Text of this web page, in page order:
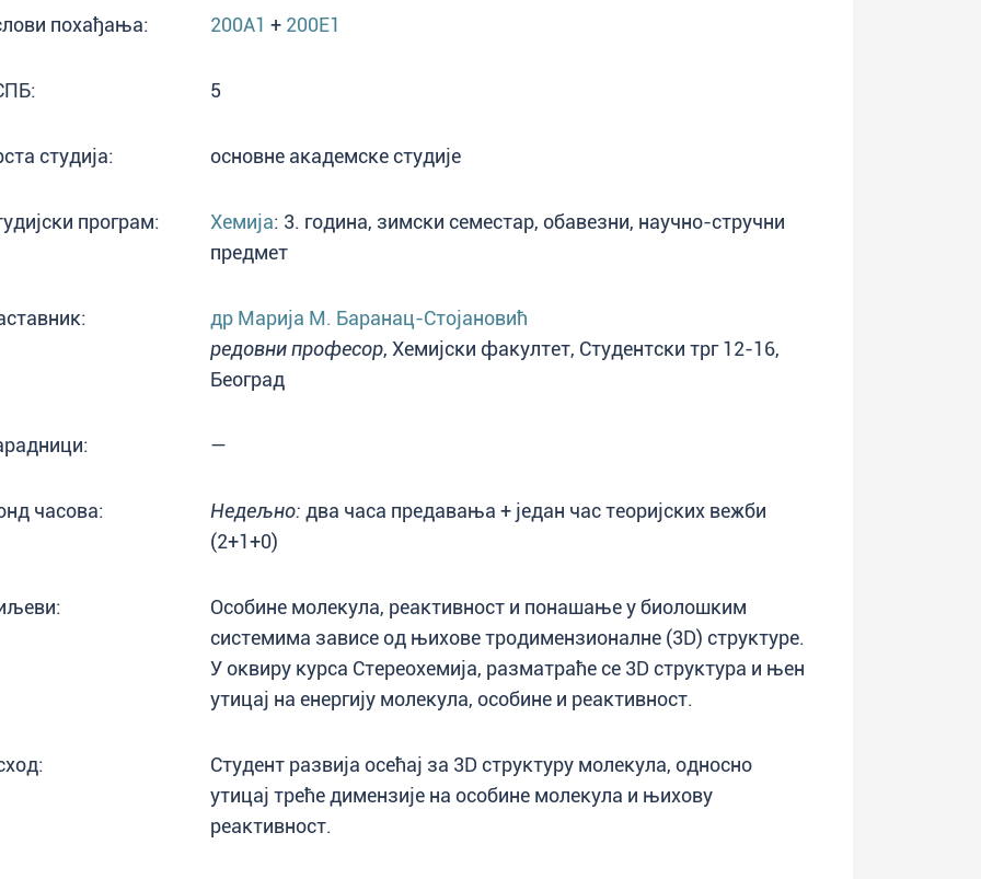
похађања: 200A1 + 200E1
5
студија: основне академске студије
програм: Хемија: 3. година, зимски семестар, обавезни, научно-стручни
предмет
др Марија М. Баранац-Стојановић
редовни професор, Хемијски факултет, Студентски трг 12-16,
Београд
—
часова: Недељно: два часа предавања + један час теоријских вежби
(2+1+0)
Особине молекула, реактивност и понашање у биолошким
системима зависе од њихове тродимензионалне (3D) структуре.
У оквиру курса Стереохемија, разматраће се 3D структура и њен
утицај на енергију молекула, особине и реактивност.
Студент развија осећај за 3D структуру молекула, односно
утицај треће димензије на особине молекула и њихову
реактивност.